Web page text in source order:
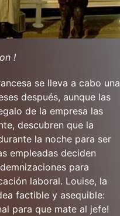
!
se lleva a cabo una
después, aunque las
de la empresa las
descubren que la
la noche para ser
empleadas deciden
para
laboral. Louise, la
factible y asequible:
para que mate al jefe!